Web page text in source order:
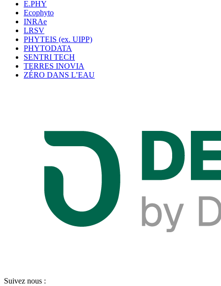
E.PHY
Ecophyto
INRAe
LRSV
PHYTEIS (ex. UIPP)
PHYTODATA
SENTRI TECH
TERRES INOVIA
ZÉRO DANS L’EAU
Suivez nous :